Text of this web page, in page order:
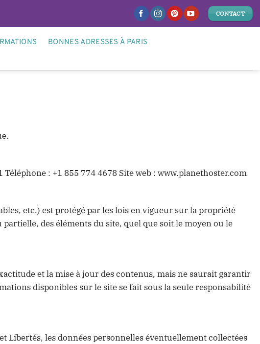
CONTACT
BONNES ADRESSES À PARIS
: +1 855 774 4678 Site web : www.planethoster.com
etc.) est protégé par les lois en vigueur sur la propriété
des éléments du site, quel que soit le moyen ou le
et la mise à jour des contenus, mais ne saurait garantir
disponibles sur le site se fait sous la seule responsabilité
Libertés, les données personnelles éventuellement collectées